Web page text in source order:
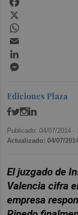
Ediciones Plaza
Publicado: 04/07/2014 ·
Actualizado: 04/07/2014
El juzgado de
Valencia cifra
empresa